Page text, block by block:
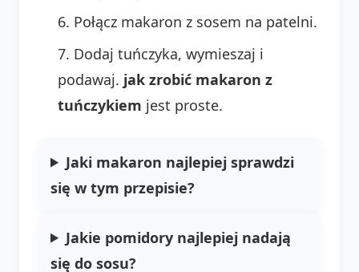
Połącz makaron z sosem na patelni.
Dodaj tuńczyka, wymieszaj i
podawaj. jak zrobić makaron z
tuńczykiem jest proste.
Jaki makaron najlepiej sprawdzi
się w tym przepisie?
Jakie pomidory najlepiej nadają
się do sosu?